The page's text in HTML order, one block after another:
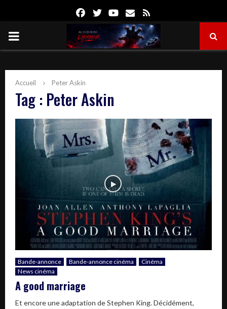
FacebookTwitterYoutube
Email
PRIMARY
Accueil Peter Askin
Tag : Peter Askin
Bande-annonce Bande-annonce cinéma
Cinéma
News cinéma
A good marriage
Et encore une adaptation de Stephen King. Décidément,